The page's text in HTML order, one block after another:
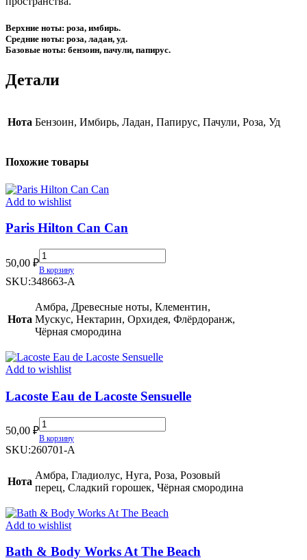
Верхние ноты: роза, имбирь.
Средние ноты: роза, ладан, уд.
Базовые ноты: бензоин, пачули, папирус.
Детали
Нота Бензоин, Имбирь, Ладан, Папирус, Пачули, Роза, Уд
Похожие товары
Add to wishlist
Paris Hilton Can Can
50,00 ₽
Paris
Hilton
Can
quantity
В корзину
SKU:348663-A
Нота
Амбра, Древесные ноты, Клементин,
Мускус, Нектарин, Орхидея, Флёрдоранж,
Чёрная смородина
Add to wishlist
Lacoste Eau de Lacoste Sensuelle
50,00 ₽
Lacoste
Eau
de
Sensuelle
quantity
В корзину
SKU:260701-A
Нота
Амбра, Гладиолус, Нуга, Роза, Розовый
перец, Сладкий горошек, Чёрная смородина
Add to wishlist
Bath & Body Works At The Beach